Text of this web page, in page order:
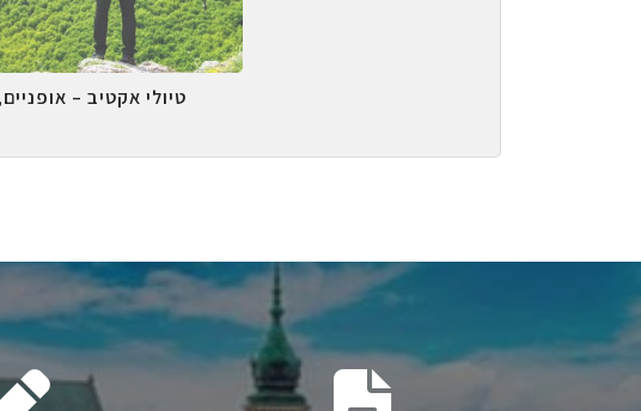
טיולי אקטיב –